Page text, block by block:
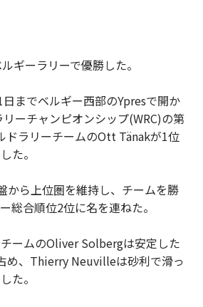
ギーラリーで優勝した。
までベルギー西部のYpresで開か
ーチャンピオンシップ(WRC)の第
ドラリーチームのOtt Tänakが1位
た。
から上位圏を維持し、チームを勝
総合順位2位に名を連ねた。
ームのOliver Solbergは安定した
め、Thierry Neuvilleは砂利で滑っ
た。